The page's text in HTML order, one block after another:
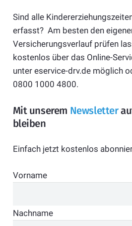
Sind alle
erfasst? Am besten den
Versicherungsverlauf prüfen
kostenlos über das Online-
unter eservice-drv.de möglich
0800 1000 4800.
Mit unserem Newsletter
bleiben
Einfach jetzt kostenlos
Vorname
Nachname